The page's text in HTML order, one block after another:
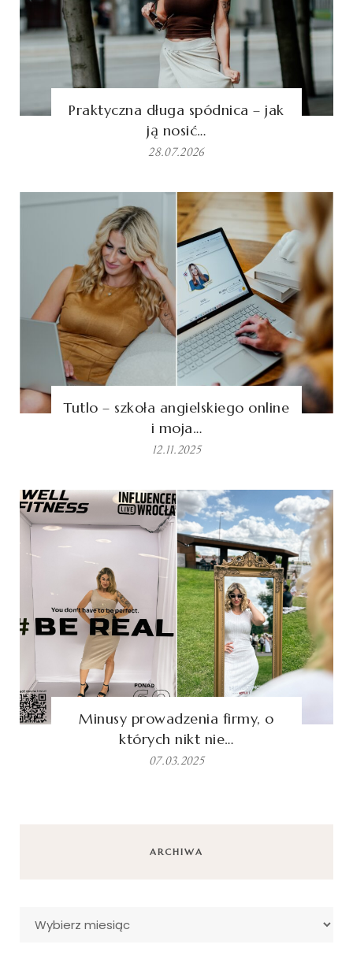
Praktyczna długa spódnica – jak
ją nosić…
28.07.2026
Tutlo – szkoła angielskiego online
i moja…
12.11.2025
Minusy prowadzenia firmy, o
których nikt nie…
07.03.2025
ARCHIWA